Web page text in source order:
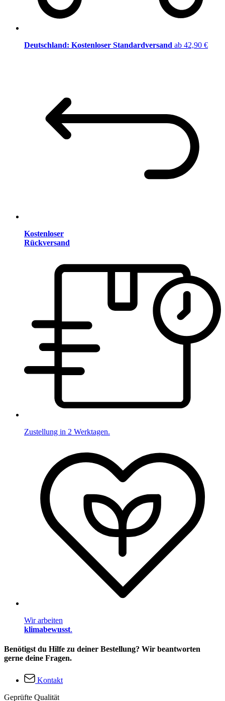
Deutschland: Kostenloser Standardversand ab 42,90 €
Kostenloser
Rückversand
Zustellung in 2 Werktagen.
Wir arbeiten
klimabewusst.
Benötigst du Hilfe zu deiner Bestellung? Wir beantworten
gerne deine Fragen.
Kontakt
Geprüfte Qualität